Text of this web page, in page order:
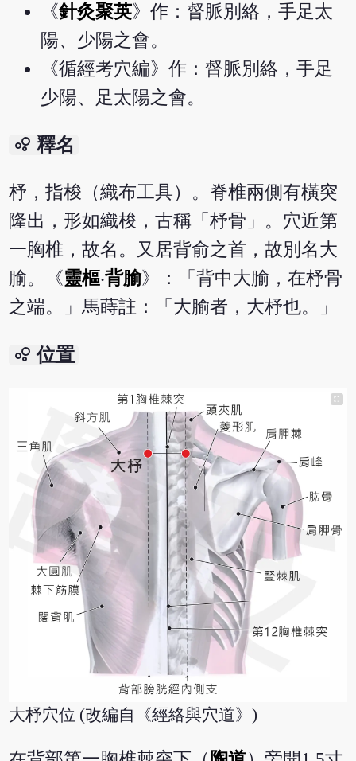
《針灸聚英》作：督脈別絡，手足太
陽、少陽之會。
《循經考穴編》作：督脈別絡，手足
少陽、足太陽之會。
bubble_chart 釋名
杼，指梭（織布工具）。脊椎兩側有橫突
隆出，形如織梭，古稱「杼骨」。穴近第
一胸椎，故名。又居背俞之首，故別名大
腧。《靈樞‧背腧》：「背中大腧，在杼骨
之端。」馬蒔註：「大腧者，大杼也。」
bubble_chart 位置
大杼穴位 (改編自《經絡與穴道》)